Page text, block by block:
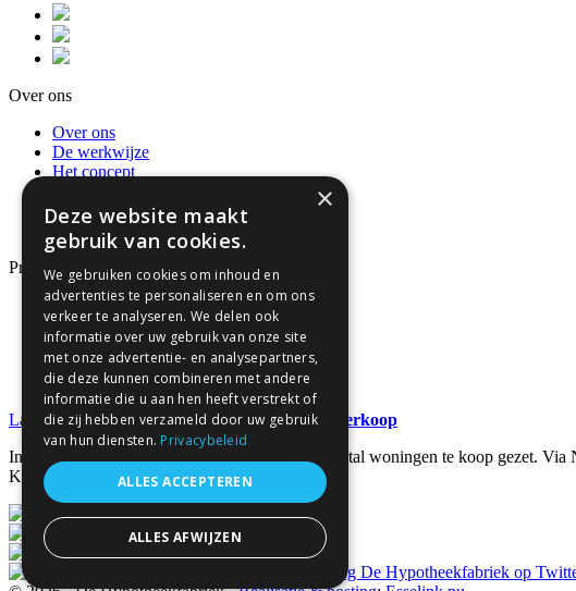
Over ons
Over ons
De werkwijze
Het concept
Recensies
Neem contact op
Producten
Dienstverleningsdocumenten
Algemene Voorwaarden
Hypotheken
Formulieren
Zoeken
Laatste nieuws Recordaantal woningen in de verkoop
In het tweede kwartaal van 2026 is een recordaantal woningen te koop gezet.
Kopers [...]
×
Deze website maakt
gebruik van cookies.
We gebruiken cookies om inhoud en
advertenties te personaliseren en om ons
verkeer te analyseren. We delen ook
informatie over uw gebruik van onze site
met onze advertentie- en analysepartners,
die deze kunnen combineren met andere
informatie die u aan hen heeft verstrekt of
die zij hebben verzameld door uw gebruik
van hun diensten. Privacybeleid
ALLES ACCEPTEREN
ALLES AFWIJZEN